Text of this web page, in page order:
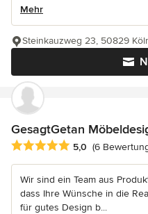
Mehr
Steinkauzweg 23, 50829
GesagtGetan
Durchschnittliche
5,0 (6
Wir sind ein Team aus
dass Ihre Wünsche in die
für gutes Design b...